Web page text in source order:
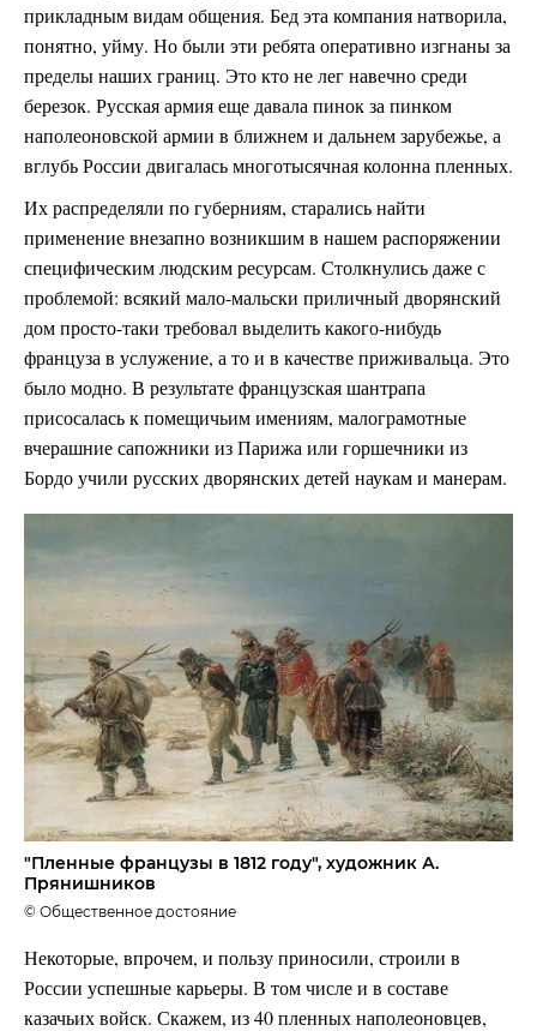
прикладным видам общения. Бед эта компания натворила,
понятно, уйму. Но были эти ребята оперативно изгнаны за
пределы наших границ. Это кто не лег навечно среди
березок. Русская армия еще давала пинок за пинком
наполеоновской армии в ближнем и дальнем зарубежье, а
вглубь России двигалась многотысячная колонна пленных.
Их распределяли по губерниям, старались найти
применение внезапно возникшим в нашем распоряжении
специфическим людским ресурсам. Столкнулись даже с
проблемой: всякий мало-мальски приличный дворянский
дом просто-таки требовал выделить какого-нибудь
француза в услужение, а то и в качестве приживальца. Это
было модно. В результате французская шантрапа
присосалась к помещичьим имениям, малограмотные
вчерашние сапожники из Парижа или горшечники из
Бордо учили русских дворянских детей наукам и манерам.
"Пленные французы в 1812 году", художник А.
Прянишников
© Общественное достояние
Некоторые, впрочем, и пользу приносили, строили в
России успешные карьеры. В том числе и в составе
казачьих войск. Скажем, из 40 пленных наполеоновцев,